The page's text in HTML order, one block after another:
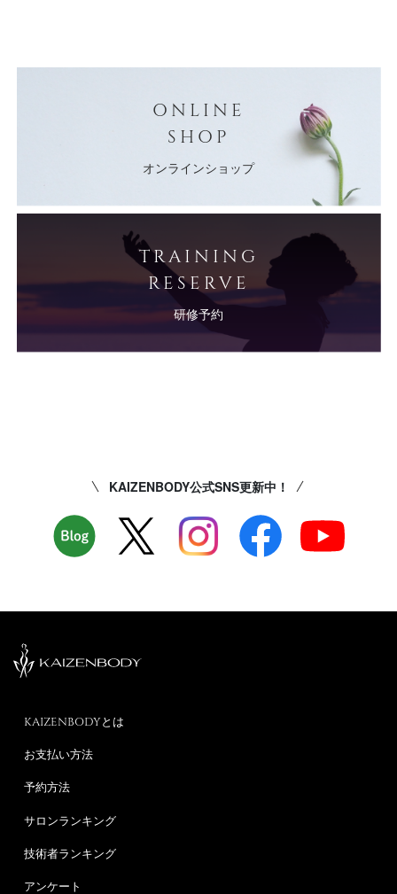
ONLINE
SHOP
オンラインショップ
TRAINING
RESERVE
研修予約
KAIZENBODY公式SNS更新中！
KAIZENBODYとは
お支払い方法
予約方法
サロンランキング
技術者ランキング
アンケート